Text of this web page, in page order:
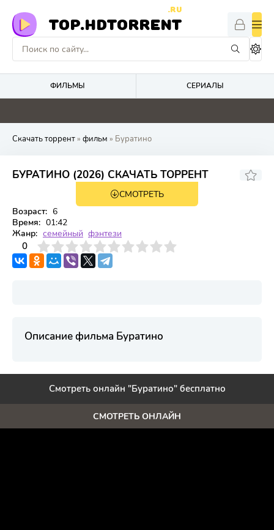
TOP.HDTORRENT
.RU
ФИЛЬМЫ СЕРИАЛЫ
5.9 2 0 0
Скачать торрент» фильм » Буратино
БУРАТИНО (2026) СКАЧАТЬ ТОРРЕНТ
СМОТРЕТЬ
Возраст: 6
Время: 01:42
Жанр: семейный фэнтези
0
4 6 7 8 9 10
Описание фильма Буратино
Смотреть онлайн "Буратино" бесплатно
СМОТРЕТЬ ОНЛАЙН